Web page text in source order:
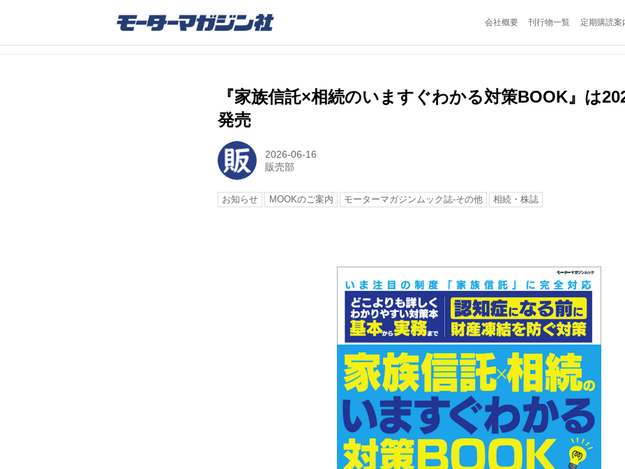
会社概要 刊行物一覧 定期購読案
『家族信託×相続のいますぐわかる対策BOOK』は
発売
2026-06-16
販売部
お知らせ MOOKのご案内 モーターマガジンムック誌-その他 相続・株誌